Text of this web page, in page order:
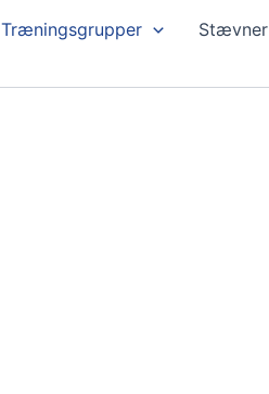
Træningsgrupper Stævner